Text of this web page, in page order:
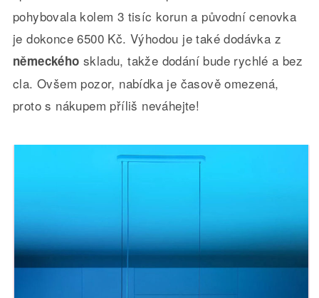
pohybovala kolem 3 tisíc korun a původní cenovka
je dokonce 6500 Kč. Výhodou je také dodávka z
německého skladu, takže dodání bude rychlé a bez
cla. Ovšem pozor, nabídka je časově omezená,
proto s nákupem příliš neváhejte!